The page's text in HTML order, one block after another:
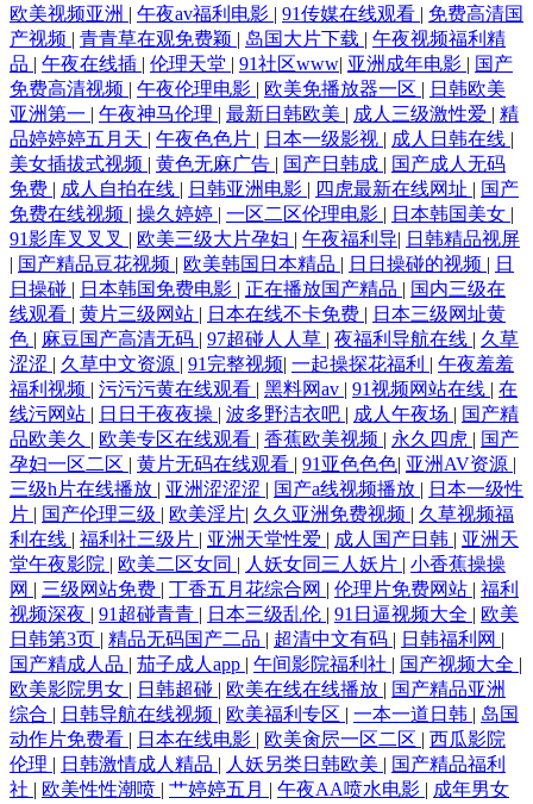
欧美视频亚洲 | 午夜av福利电影 | 91传媒在线观看 | 免费高清国
产视频 | 青青草在观免费颖 | 岛国大片下载 | 午夜视频福利精
品 | 午夜在线插 | 伦理天堂 | 91社区www| 亚洲成年电影 | 国产
免费高清视频 | 午夜伦理电影 | 欧美免播放器一区 | 日韩欧美
亚洲第一 | 午夜神马伦理 | 最新日韩欧美 | 成人三级激性爱 | 精
品婷婷婷五月天 | 午夜色色片 | 日本一级影视 | 成人日韩在线 |
美女插拔式视频 | 黄色无麻广告 | 国产日韩成 | 国产成人无码
免费 | 成人自拍在线 | 日韩亚洲电影 | 四虎最新在线网址 | 国产
免费在线视频 | 操久婷婷 | 一区二区伦理电影 | 日本韩国美女 |
91影库叉叉叉 | 欧美三级大片孕妇 | 午夜福利导| 日韩精品视屏
| 国产精品豆花视频 | 欧美韩国日本精品 | 日日操碰的视频 | 日
日操碰 | 日本韩国免费电影 | 正在播放国产精品 | 国内三级在
线观看 | 黄片三级网站 | 日本在线不卡免费 | 日本三级网址黄
色 | 麻豆国产高清无码 | 97超碰人人草 | 夜福利导航在线 | 久草
涩涩 | 久草中文资源 | 91完整视频| 一起操探花福利 | 午夜羞羞
福利视频 | 污污污黄在线观看 | 黑料网av | 91视频网站在线 | 在
线污网站 | 日日干夜夜操 | 波多野洁衣吧 | 成人午夜场 | 国产精
品欧美久 | 欧美专区在线观看 | 香蕉欧美视频 | 永久四虎 | 国产
孕妇一区二区 | 黄片无码在线观看 | 91亚色色色| 亚洲AV资源 |
三级h片在线播放 | 亚洲涩涩涩 | 国产a线视频播放 | 日本一级性
片 | 国产伦理三级 | 欧美淫片| 久久亚洲免费视频 | 久草视频福
利在线 | 福利社三级片 | 亚洲天堂性爱 | 成人国产日韩 | 亚洲天
堂午夜影院 | 欧美二区女同 | 人妖女同三人妖片 | 小香蕉操操
网 | 三级网站免费 | 丁香五月花综合网 | 伦理片免费网站 | 福利
视频深夜 | 91超碰青青 | 日本三级乱伦 | 91日逼视频大全 | 欧美
日韩第3页 | 精品无码国产二品 | 超清中文有码 | 日韩福利网 |
国产精成人品 | 茄子成人app | 午间影院福利社 | 国产视频大全 |
欧美影院男女 | 日韩超碰 | 欧美在线在线播放 | 国产精品亚洲
综合 | 日韩导航在线视频 | 欧美福利专区 | 一本一道日韩 | 岛国
动作片免费看 | 日本在线电影 | 欧美肏屄一区二区 | 西瓜影院
伦理 | 日韩激情成人精品 | 人妖另类日韩欧美 | 国产精品福利
社 | 欧美性性潮喷 | 艹婷婷五月 | 午夜AA喷水电影 | 成年男女